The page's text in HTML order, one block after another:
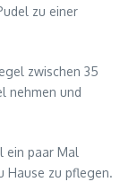
zu einer
zwischen 35
nehmen und
ein paar Mal
Hause zu pflegen.